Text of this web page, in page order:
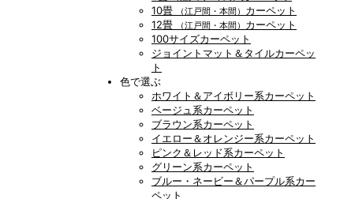
10畳
（江戸間・本間） カーペット
12畳
（江戸間・本間） カーペット
100サイズカーペット
ジョイントマット＆タイルカーペッ
ト
色で選ぶ
ホワイト＆アイボリー系カーペット
ベージュ系カーペット
ブラウン系カーペット
イエロー＆オレンジー系カーペット
ピンク＆レッド系カーペット
グリーン系カーペット
ブルー・ネービー＆パープル系カー
ペット